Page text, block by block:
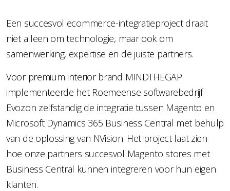
Een succesvol ecommerce-integratieproject draait
niet alleen om technologie, maar ook om
samenwerking, expertise en de juiste partners.
Voor premium interior brand MINDTHEGAP
implementeerde het Roemeense softwarebedrijf
Evozon zelfstandig de integratie tussen Magento en
Microsoft Dynamics 365 Business Central met behulp
van de oplossing van NVision. Het project laat zien
hoe onze partners succesvol Magento stores met
Business Central kunnen integreren voor hun eigen
klanten.